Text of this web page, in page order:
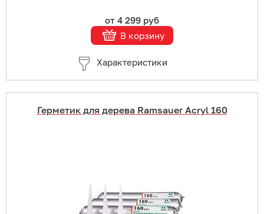
от 4 299 руб
В корзину
Характеристики
Герметик для дерева Ramsauer Acryl 160